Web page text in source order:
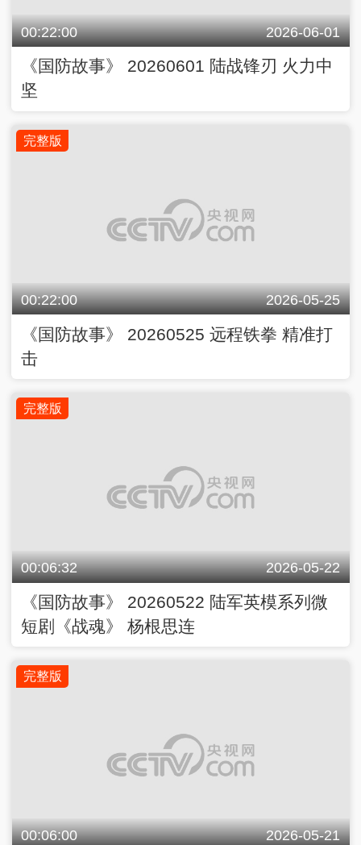
00:22:00 2026-06-01
《国防故事》 20260601 陆战锋刃 火力中
坚
完整版
00:22:00 2026-05-25
《国防故事》 20260525 远程铁拳 精准打
击
完整版
00:06:32 2026-05-22
《国防故事》 20260522 陆军英模系列微
短剧《战魂》 杨根思连
完整版
00:06:00 2026-05-21